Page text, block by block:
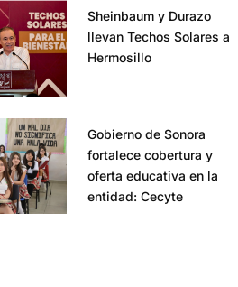
Sheinbaum y Durazo
llevan Techos Solares a
Hermosillo
Gobierno de Sonora
fortalece cobertura y
oferta educativa en la
entidad: Cecyte